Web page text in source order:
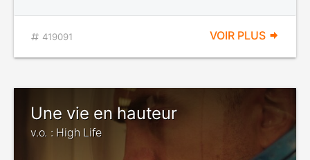
419091 VOIR PLUS
Une vie en hauteur
v.o. : High Life